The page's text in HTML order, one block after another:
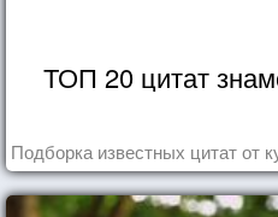
ТОП 20 цитат
Подборка известных цитат от